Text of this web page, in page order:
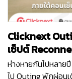
Clicknext
เซ็ปต์
ห่างหายกันไปหลาย
ไป Outing พักผ่อน